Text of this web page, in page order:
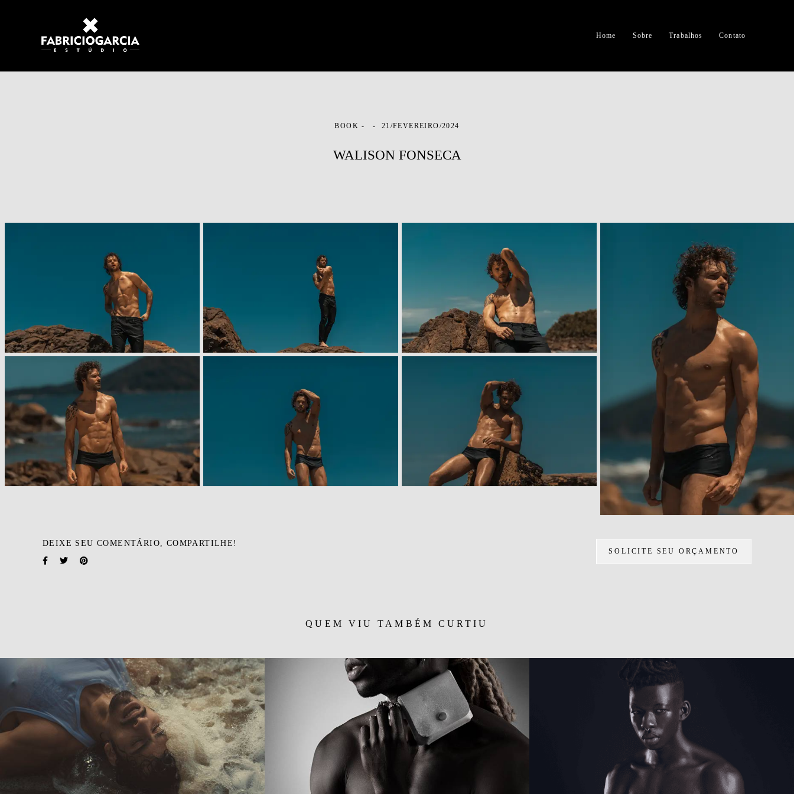
Home Sobre Trabalhos Contato
BOOK 21/FEVEREIRO/2024
WALISON FONSECA
DEIXE SEU COMENTÁRIO, COMPARTILHE!
SOLICITE SEU ORÇAMENTO
QUEM VIU TAMBÉM CURTIU